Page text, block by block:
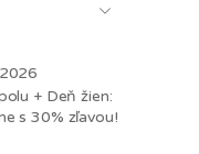
+ Deň žien:
s 30% zľavou!